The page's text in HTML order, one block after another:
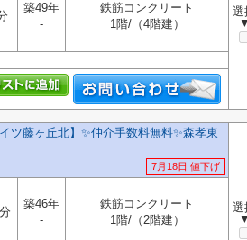
選
▼
築49年
-
鉄筋コンクリート
1階/（4階建）
ツ藤ヶ丘北】✨️仲介手数料無料✨️森孝東
7月18日 値下げ
選
▼
築46年
-
鉄筋コンクリート
1階/（2階建）